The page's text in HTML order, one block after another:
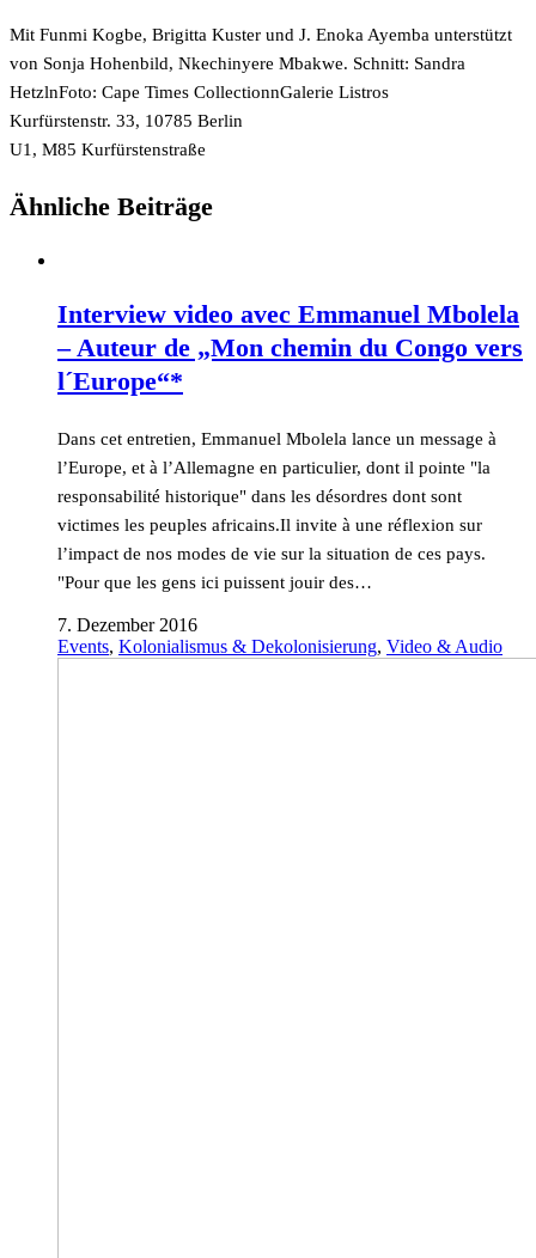
Mit Funmi Kogbe, Brigitta Kuster und J. Enoka Ayemba unterstützt
von Sonja Hohenbild, Nkechinyere Mbakwe. Schnitt: Sandra
HetzlnFoto: Cape Times CollectionnGalerie Listros
Kurfürstenstr. 33, 10785 Berlin
U1, M85 Kurfürstenstraße
Ähnliche Beiträge
Interview video avec Emmanuel Mbolela
– Auteur de „Mon chemin du Congo vers
l´Europe“*
Dans cet entretien, Emmanuel Mbolela lance un message à
l’Europe, et à l’Allemagne en particulier, dont il pointe "la
responsabilité historique" dans les désordres dont sont
victimes les peuples africains.Il invite à une réflexion sur
l’impact de nos modes de vie sur la situation de ces pays.
"Pour que les gens ici puissent jouir des…
7. Dezember 2016
Events, Kolonialismus & Dekolonisierung, Video & Audio